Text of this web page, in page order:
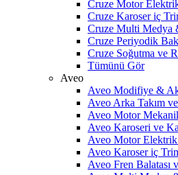
Cruze Motor
Cruze Karoser iç
Cruze Multi Medya
Cruze Periyodik
Cruze Soğutma ve
Tümünü Gör
Aveo
Aveo Modifiye &
Aveo Arka Takım
Aveo Motor
Aveo Karoseri ve
Aveo Motor Elektrik
Aveo Karoser iç
Aveo Fren Balatası